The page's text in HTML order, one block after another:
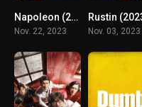
Napoleon (2023) จักรพรรดินโปเลียน
Nov. 22, 2023 Nov. 03, 2023